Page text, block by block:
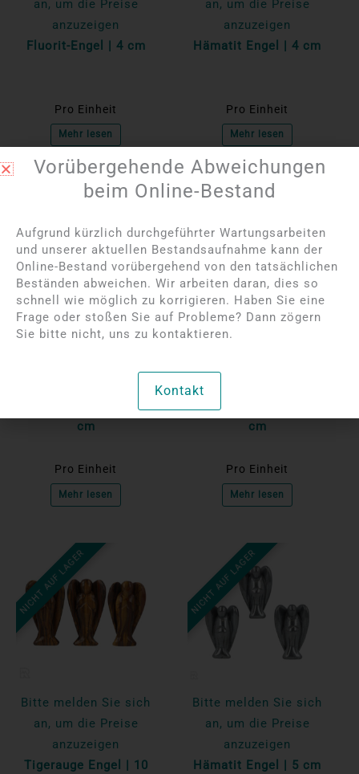
an, um die Preise
anzuzeigen
Fluorit-Engel | 4 cm
Pro Einheit
Mehr lesen
an, um die Preise
anzuzeigen
Hämatit Engel | 4 cm
Pro Einheit
Mehr lesen
Bitte melden Sie sich
Tigerauge Engel | 7,5
cm
Pro Einheit
Mehr lesen
NICHT AUF LAGER
Bitte melden Sie sich
Bergkristall Engel | 4
cm
Pro Einheit
Mehr lesen
NICHT AUF LAGER
Bitte melden Sie sich
an, um die Preise
anzuzeigen
Tigerauge Engel | 10
NICHT AUF LAGER
Bitte melden Sie sich
an, um die Preise
anzuzeigen
Hämatit Engel | 5 cm
Vorübergehende Abweichungen
beim Online-Bestand
Aufgrund kürzlich durchgeführter Wartungsarbeiten
und unserer aktuellen Bestandsaufnahme kann der
Online-Bestand vorübergehend von den tatsächlichen
Beständen abweichen. Wir arbeiten daran, dies so
schnell wie möglich zu korrigieren. Haben Sie eine
Frage oder stoßen Sie auf Probleme? Dann zögern
Sie bitte nicht, uns zu kontaktieren.
Kontakt